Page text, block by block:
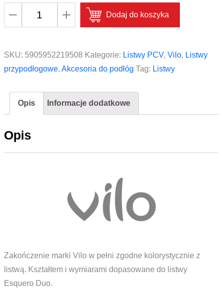
i
listwy
DUO
Dodaj do koszyka
SKU: 5905952219508 Kategorie: Listwy PCV, Vilo, Listwy
przypodłogowe, Akcesoria do podłóg Tag: Listwy
Opis Informacje dodatkowe
Opis
Zakończenie marki Vilo w pełni zgodne kolorystycznie z
listwą. Kształtem i wymiarami dopasowane do listwy
Esquero Duo.